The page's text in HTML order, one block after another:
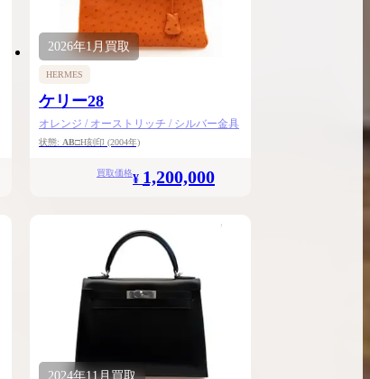
2026年1月買取
HERMES
ケリー28
オレンジ / オーストリッチ / シルバー金具
状態: AB□H刻印 (2004年)
買取価格¥ 1,200,000
2024年11月買取